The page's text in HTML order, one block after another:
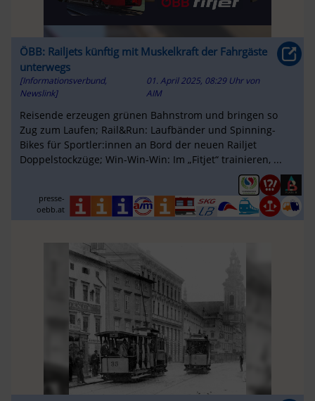
ÖBB: Railjets künftig mit Muskelkraft der Fahrgäste
unterwegs
[Informationsverbund,
Newslink]
01. April 2025, 08:29 Uhr von
AIM
Reisende erzeugen grünen Bahnstrom und bringen so
Zug zum Laufen; Rail&Run: Laufbänder und Spinning-
Bikes für Sportler:innen an Bord der neuen Railjet
Doppelstockzüge; Win-Win-Win: Im „Fitjet“ trainieren, ...
presse-
oebb.at